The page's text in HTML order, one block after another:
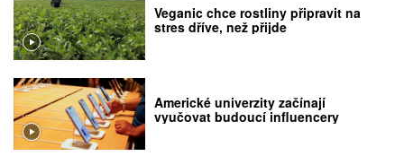
Veganic chce rostliny připravit na
stres dříve, než přijde
Americké univerzity začínají
vyučovat budoucí influencery